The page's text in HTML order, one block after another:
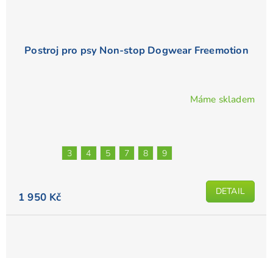
Postroj pro psy Non-stop Dogwear Freemotion
5
hvězdiček.
Máme skladem
1 950 Kč DETAIL
3 4 5 7 8 9